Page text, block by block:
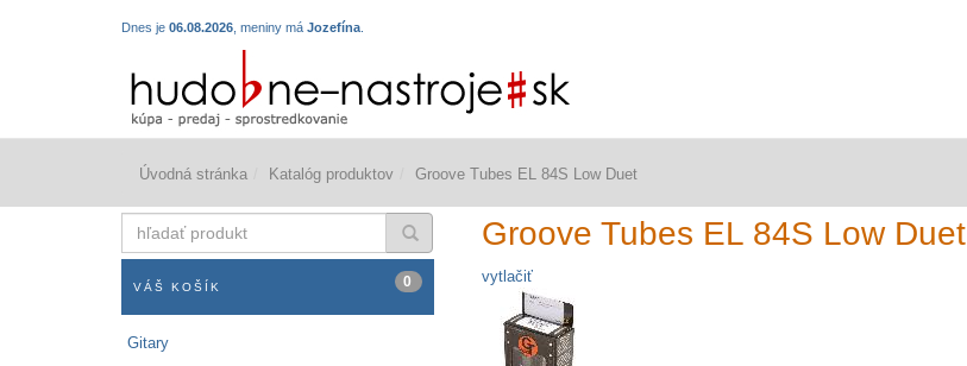
Dnes je 06.08.2026 , meniny má Jozefína
Úvodná stránka Katalóg produktov Groove Tubes EL 84S Low Duet
produkt
VÁŠ KOŠÍK 0
Gitary
Groove Tubes EL 84S Low Duet
vytlačiť